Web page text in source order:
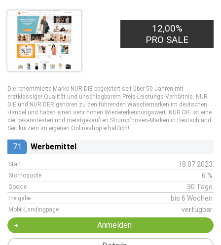
12,00%
PRO SALE
Die renommierte Marke NUR DIE begeistert seit über 50 Jahren mit
erstklassiger Qualität und unschlagbarem Preis-Leistungs-Verhältnis. NUR
DIE und NUR DER gehören zu den führenden Wäschemarken im deutschen
Handel und haben einen sehr hohen Wiedererkennungswert. NUR DIE ist eine
der bekanntesten und meistgekauften Strumpfhosen-Marken in Deutschland.
Seit kurzem im eigenen Onlineshop erhältlich!
71 Werbemittel
Start 18.07.2023
Stornoquote 6 %
Cookie 30 Tage
Freigabe bis 6 Wochen
Mobil-Landingpage verfügbar
Anmelden